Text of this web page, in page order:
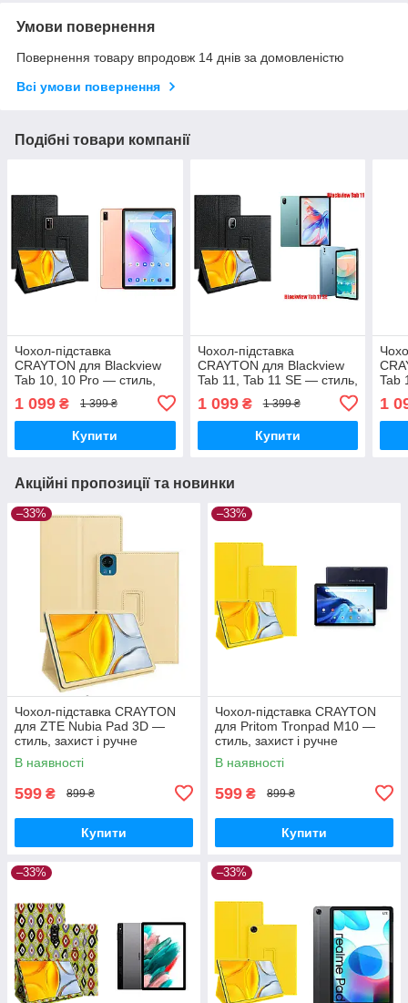
Умови повернення
Повернення товару впродовж 14 днів за домовленістю
Всі умови повернення
Подібні товари компанії
Чохол-підставка
CRAYTON для Blackview
Tab 10, 10 Pro — стиль,
захист і ручне збирання,
колір Крокодил
1 099 ₴ 1 399 ₴
Купити
Чохол-підставка
CRAYTON для Blackview
Tab 11, Tab 11 SE — стиль,
захист і ручне збирання,
колір Крокодил
1 099₴ 1 399 ₴
Купити
Tab
1
Акційні пропозиції та новинки
–33%
Чохол-підставка CRAYTON
для ZTE Nubia Pad 3D —
стиль, захист і ручне
збирання, колір Бежевий
В наявності
599 ₴ 899 ₴
Купити
–33%
Чохол-підставка CRAYTON
для Pritom Tronpad M10 —
стиль, захист і ручне
збирання, колір Жовтий
В наявності
599 ₴ 899 ₴
Купити
–33% –33%